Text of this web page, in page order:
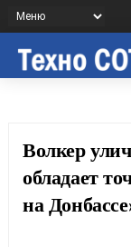
Волкер
обладает
на